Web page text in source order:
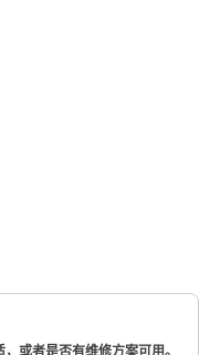
或者是否有维修方案可用。